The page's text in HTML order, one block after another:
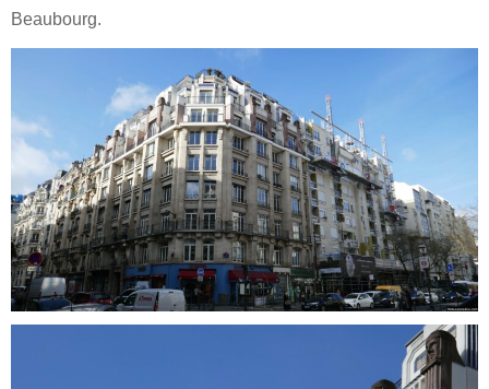
Beaubourg.